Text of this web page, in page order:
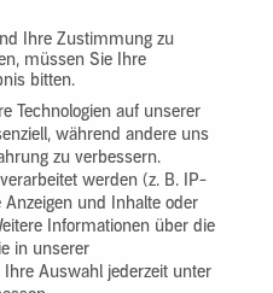
Ihre Zustimmung zu
müssen Sie Ihre
bitten.
Technologien auf unserer
während andere uns
zu verbessern.
werden (z. B. IP-
und Inhalte oder
Informationen über die
in unserer
Ihre Auswahl jederzeit unter